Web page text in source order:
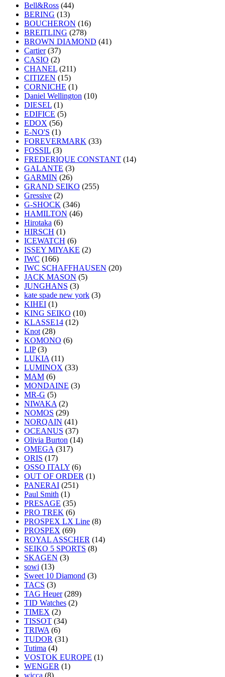
Bell&Ross (44)
BERING (13)
BOUCHERON (16)
BREITLING (278)
BROWN DIAMOND (41)
Cartier(37)
CASIO (2)
CHANEL (211)
CITIZEN (15)
CORNICHE (1)
Daniel Wellington (10)
DIESEL (1)
EDIFICE (5)
EDOX (56)
E-NO'S (1)
FOREVERMARK (33)
FOSSIL (3)
FREDERIQUE CONSTANT (14)
GALANTE (3)
GARMIN (26)
GRAND SEIKO (255)
Gressive (2)
G-SHOCK (346)
HAMILTON (46)
Hirotaka (6)
HIRSCH (1)
ICEWATCH (6)
ISSEY MIYAKE (2)
IWC (166)
IWC SCHAFFHAUSEN (20)
JACK MASON (5)
JUNGHANS (3)
kate spade new york (3)
KIHEI (1)
KING SEIKO (10)
KLASSE14 (12)
Knot (28)
KOMONO (6)
LIP(3)
LUKIA (11)
LUMINOX (33)
MAM (6)
MONDAINE (3)
MR-G (5)
NIWAKA (2)
NOMOS (29)
NORQAIN (41)
OCEANUS (37)
Olivia Burton (14)
OMEGA (317)
ORIS (17)
OSSO ITALY (6)
OUT OF ORDER (1)
PANERAI (251)
Paul Smith (1)
PRESAGE (35)
PRO TREK (6)
PROSPEX LX Line (8)
PROSPEX (69)
ROYAL ASSCHER (14)
SEIKO 5 SPORTS (8)
SKAGEN (3)
sowi (13)
Sweet 10 Diamond (3)
TACS (3)
TAG Heuer(289)
TID Watches (2)
TIMEX (2)
TISSOT (34)
TRIWA (6)
TUDOR (31)
Tutima (4)
VOSTOK EUROPE (1)
WENGER (1)
wicca (8)